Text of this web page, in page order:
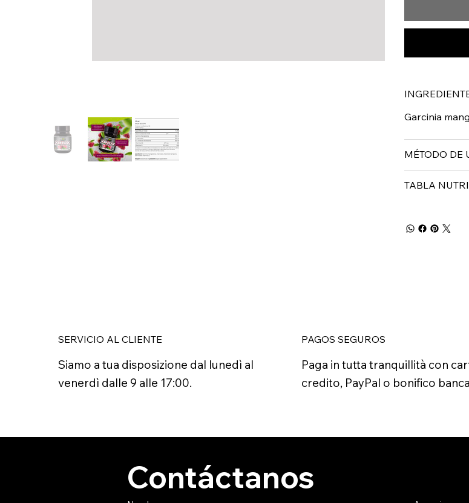
Garcinia
MÉTODO DE
TABLA
SERVICIO AL CLIENTE
Siamo a tua disposizione dal lunedì al
venerdì dalle 9 alle 17:00.
PAGOS SEGUROS
Paga in tutta tranquillità con
credito, PayPal o bonifico
Contáctanos